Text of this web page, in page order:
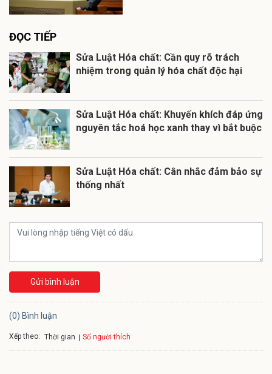
ĐỌC TIẾP
Sửa Luật Hóa chất: Cần quy rõ trách
nhiệm trong quản lý hóa chất độc hại
Sửa Luật Hóa chất: Khuyến khích đáp ứng
nguyên tắc hoá học xanh thay vì bắt buộc
Sửa Luật Hóa chất: Cân nhắc đảm bảo sự
thống nhất
Gửi bình luận
(0) Bình luận
Xếp theo: Thời gian Số người thích